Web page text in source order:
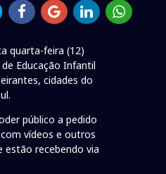
quarta-feira (12)
Educação Infantil
cidades do
público a pedido
vídeos e outros
estão recebendo via